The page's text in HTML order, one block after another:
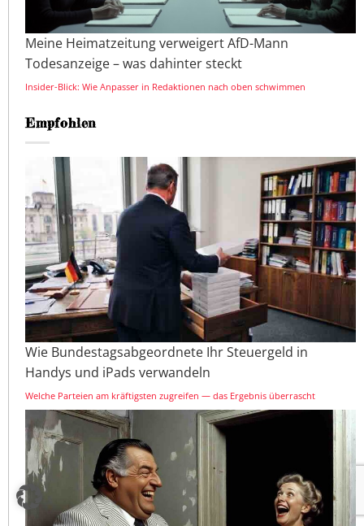
Meine Heimatzeitung verweigert AfD-Mann
Todesanzeige – was dahinter steckt
Insider-Blick: Wie Anpasser in Redaktionen nach oben schwimmen
Empfohlen
Wie Bundestagsabgeordnete Ihr Steuergeld in
Handys und iPads verwandeln
Welche Parteien am kräftigsten zugreifen — das Ergebnis überrascht